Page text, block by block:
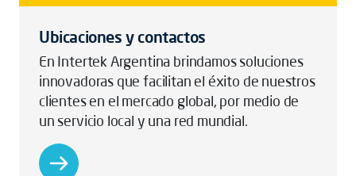
Ubicaciones y contactos
En Intertek Argentina brindamos soluciones
innovadoras que facilitan el éxito de nuestros
clientes en el mercado global, por medio de
un servicio local y una red mundial.